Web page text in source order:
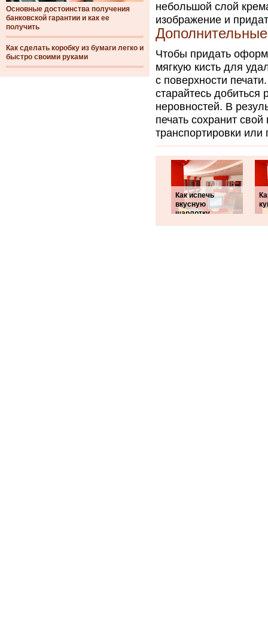
Основные достоинства получения
банковской гарантии и как ее
получить
Как сделать коробку из бумаги легко и
быстро своими руками
небольшой слой
изображение и
Чтобы придать
мягкую кисть для
с поверхности
старайтесь добиться
неровностей. В
печать сохранит
транспортировки или
Как испечь
вкусную
шарлотку